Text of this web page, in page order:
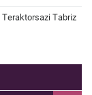
Teraktorsazi Tabriz